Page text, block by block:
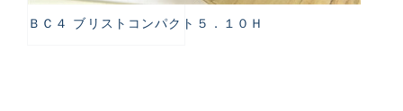
ＢＣ４ ブリストコンパクト５．１０Ｈ